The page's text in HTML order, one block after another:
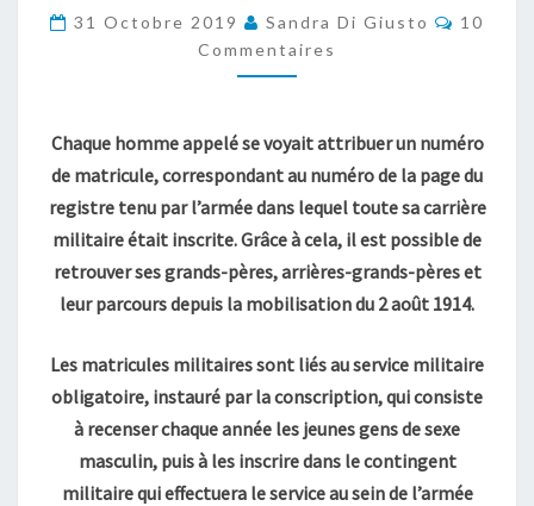
DE
18
31 Octobre 2019 Sandra Di Giusto
10
Commentaires
Chaque homme appelé se voyait attribuer un numéro
de matricule, correspondant au numéro de la page du
registre tenu par l’armée dans lequel toute sa carrière
militaire était inscrite. Grâce à cela, il est possible de
retrouver ses grands-pères, arrières-grands-pères et
leur parcours depuis la mobilisation du 2 août 1914.
Les matricules militaires sont liés au service militaire
obligatoire, instauré par la conscription, qui consiste
à recenser chaque année les jeunes gens de sexe
masculin, puis à les inscrire dans le contingent
militaire qui effectuera le service au sein de l’armée